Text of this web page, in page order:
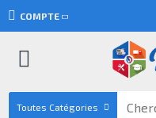
COMPTE
Toutes Catégories